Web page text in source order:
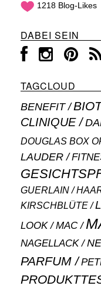
1218 Blog-Likes
DABEI SEIN
TAGCLOUD
BENEFIT
CLINIQUE
DOUGLAS BOX
LAUDER
GUERLAIN
KIRSCHBLÜTE
LOOK MAC
NAGELLACK
PARFUM